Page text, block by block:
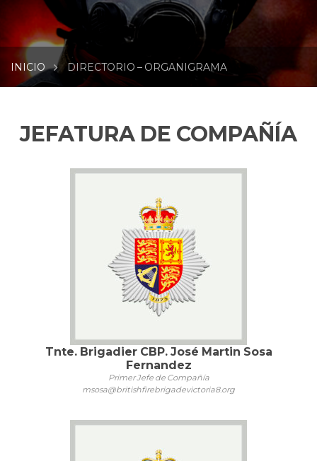
INICIO DIRECTORIO – ORGANIGRAMA
JEFATURA DE COMPAÑÍA
Tnte. Brigadier CBP. José Martin Sosa
Fernandez
Primer Jefe de Compañía
msosa@britishfirebrigadevictoria8.org